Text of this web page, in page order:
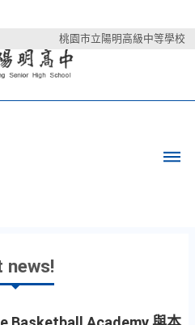
桃園市立陽明高級中等學校
news!